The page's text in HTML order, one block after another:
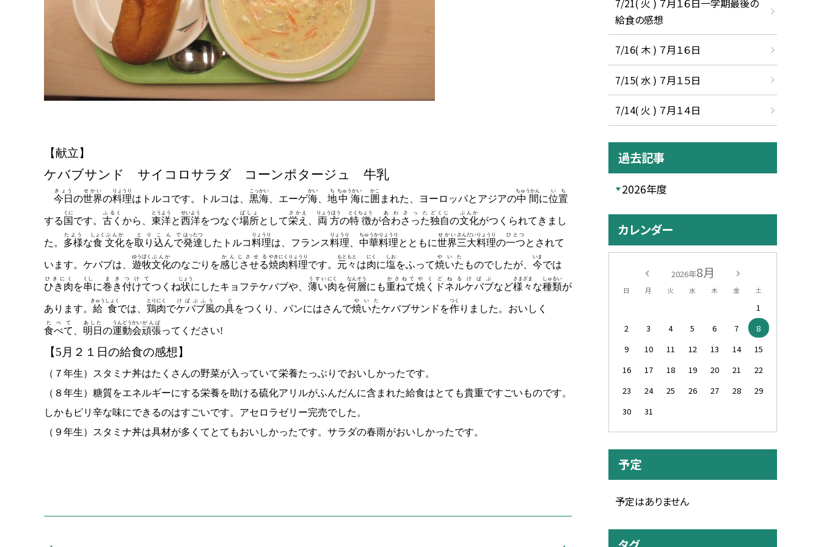
【献立】
ケバブサンド サイコロサラダ コーンポタージュ 牛乳
今日
きょう
の世界
せかい
の料理
りょうり
はトルコです。トルコは、 黒海
こっかい
、エーゲ海
かい
地
ち
中海
ちゅうかい
に 囲
かこ
まれた、ヨーロッパとアジアの中間
ちゅうかん
に位置
いち
する 国
くに
です。 古く
ふるく
から、 東洋
とうよう
と西洋
せいよう
をつなぐ場所
ばしょ
として栄え
さかえ
両方
りょうほう
の特徴
とくちょう
が合わさった
あわさった
独自
どくじ
の文化
ぶんか
がつくられてきまし
た。 多様
たよう
な食
しょく
文化
ぶんか
を取り込んで
とりこんで
発達
はったつ
したトルコ料理
りょうり
は、フランス料理
りょうり
中華
ちゅうか
料理
りょうり
とともに世界
せかい
三大
さんだい
料理
りょうり
の一つ
ひとつ
とされて
います。ケバブは、 遊牧
ゆうぼく
文化
ぶんか
のなごりを感じさせる
かんじさせる
焼肉
やきにく
料理
りょうり
です。 元々
もともと
は肉
にく
に塩
しお
をふって焼いた
やいた
ものでしたが、 今
いま
では
ひき肉
ひきにく
を串
くし
に巻き付けて
まきつけて
つくね状
じょう
にしたキョフテケバブや、 薄い
うすい
肉
にく
を何層
なんそう
にも重ねて
かさねて
焼く
やく
ドネルケバブ
どねるけばぶ
など様々
さまざま
な種類
しゅるい
が
あります。 給食
きゅうしょく
では、 鶏肉
とりにく
でケバブ風
けばぶふう
の具
ぐ
をつくり、パンにはさんで焼いた
やいた
ケバブサンドを作
つく
りました。おいしく
食べて
たべて
明日
あした
の運動会
うんどうかい
頑張
がんば
ってください!
【5 月２１日の給食の感想】
（７年生）スタミナ丼はたくさんの野菜が入っていて栄養たっぶりでおいしかったです。
（８年生）糖質をエネルギーにする栄養を助ける硫化アリルがふんだんに含まれた給食はとても貴重ですごいものです。
しかもピリ辛な味にできるのはすごいです。アセロラゼリー完売でした。
（９年生）スタミナ丼は具材が多くてとてもおいしかったです。サラダの春雨がおいしかったです。
給食の感想
7/16( 木 ) ７月１６日
7/15( 水 ) ７月１５日
7/14( 火 ) ７月１４日
過去記事
2026年度
カレンダー
2026年8月
日 月 火 水 木 金 土
1
2
3 4 5 6 7
8
9
10 11 12 13 14
15
16
17 18 19 20 21
22
23
24 25 26 27 28
29
30
31
予定
予定はありません